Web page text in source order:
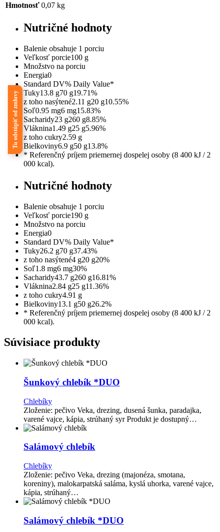
Tu odstúpiť od zmluvy
Hmotnosť 0,07 kg
Nutričné hodnoty
Balenie obsahuje 1 porciu
Veľkosť porcie100 g
Množstvo na porciu
Energia0
Standard DV% Daily Value*
Tuky13.8 g70 g19.71%
z toho nasýtené2.11 g20 g10.55%
Soľ0.95 mg6 mg15.83%
Sacharidy23 g260 g8.85%
Vláknina1.49 g25 g5.96%
z toho cukry2.59 g
Bielkoviny6.9 g50 g13.8%
* Referenčný príjem priemernej dospelej osoby (8 400 kJ / 2
000 kcal).
Nutričné hodnoty
Balenie obsahuje 1 porciu
Veľkosť porcie190 g
Množstvo na porciu
Energia0
Standard DV% Daily Value*
Tuky26.2 g70 g37.43%
z toho nasýtené4 g20 g20%
Soľ1.8 mg6 mg30%
Sacharidy43.7 g260 g16.81%
Vláknina2.84 g25 g11.36%
z toho cukry4.91 g
Bielkoviny13.1 g50 g26.2%
* Referenčný príjem priemernej dospelej osoby (8 400 kJ / 2
000 kcal).
Súvisiace produkty
Šunkový chlebík *DUO
Chlebíky
Zloženie: pečivo Veka, drezing, dusená šunka, paradajka,
varené vajce, kápia, strúhaný syr Produkt je dostupný…
Salámový chlebík
Chlebíky
Zloženie: pečivo Veka, drezing (majonéza, smotana,
koreniny), malokarpatská saláma, kyslá uhorka, varené vajce,
kápia, strúhaný…
Salámový chlebík *DUO